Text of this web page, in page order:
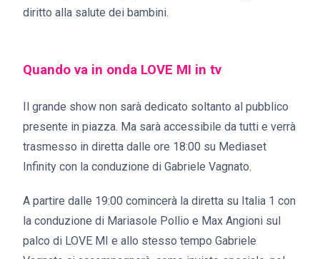
diritto alla salute dei bambini.
Quando va in onda LOVE MI in tv
Il grande show non sarà dedicato soltanto al pubblico
presente in piazza. Ma sarà accessibile da tutti e verrà
trasmesso in diretta dalle ore 18:00 su Mediaset
Infinity con la conduzione di Gabriele Vagnato.
A partire dalle 19:00 comincerà la diretta su Italia 1 con
la conduzione di Mariasole Pollio e Max Angioni sul
palco di LOVE MI e allo stesso tempo Gabriele